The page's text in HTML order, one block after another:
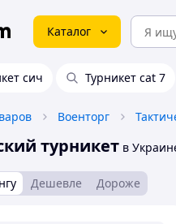
Каталог
сич Турникет cat 7
Военторг
турникет в
Дешевле Дороже